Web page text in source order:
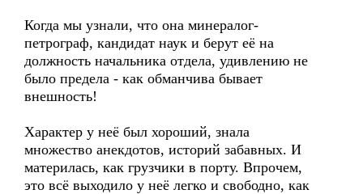
Когда мы узнали, что она минералог-
петрограф, кандидат наук и берут её на
должность начальника отдела, удивлению не
было предела - как обманчива бывает
внешность!
Характер у неё был хороший, знала
множество анекдотов, историй забавных. И
материлась, как грузчики в порту. Впрочем,
это всё выходило у неё легко и свободно, как